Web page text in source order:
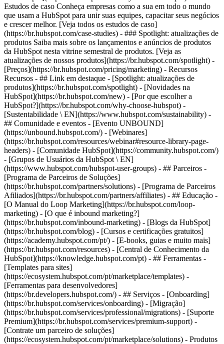
Estudos de caso Conheça empresas como a sua em todo o mundo
que usam a HubSpot para unir suas equipes, capacitar seus negócios
e crescer melhor. [Veja todos os estudos de caso]
(https://br.hubspot.com/case-studies) - ### Spotlight: atualizações de
produtos Saiba mais sobre os lançamentos e anúncios de produtos
da HubSpot nesta vitrine semestral de produtos. [Veja as
atualizações de nossos produtos](https://br.hubspot.com/spotlight) -
[Preços](https://br.hubspot.com/pricing/marketing) - Recursos
Recursos - ## Link em destaque - [Spotlight: atualizações de
produtos](https://br.hubspot.com/spotlight) - [Novidades na
HubSpot](https://br.hubspot.com/new) - [Por que escolher a
HubSpot?](https://br.hubspot.com/why-choose-hubspot) -
[Sustentabilidade \ EN](https://www.hubspot.com/sustainability) -
## Comunidade e eventos - [Evento UNBOUND]
(https://unbound.hubspot.com/) - [Webinares]
(https://br.hubspot.com/resources/webinar#resource-library-page-
headers) - [Comunidade HubSpot](https://community.hubspot.com/)
- [Grupos de Usuários da HubSpot \ EN]
(https://www.hubspot.com/hubspot-user-groups) - ## Parceiros -
[Programa de Parceiros de Soluções]
(https://br.hubspot.com/partners/solutions) - [Programa de Parceiros
Afiliados](https://br.hubspot.com/partners/affiliates) - ## Educação -
[O Manual do Loop Marketing](https://br.hubspot.com/loop-
marketing) - [O que é inbound marketing?]
(https://br.hubspot.com/inbound-marketing) - [Blogs da HubSpot]
(https://br.hubspot.com/blog) - [Cursos e certificações gratuitos]
(https://academy.hubspot.com/pt/) - [E-books, guias e muito mais]
(https://br.hubspot.com/resources) - [Central de Conhecimento da
HubSpot](https://knowledge.hubspot.com/pt) - ## Ferramentas -
[Templates para sites]
(https://ecosystem.hubspot.com/pt/marketplace/templates) -
[Ferramentas para desenvolvedores]
(https://br.developers.hubspot.com/) - ## Serviços - [Onboarding]
(https://br.hubspot.com/services/onboarding) - [Migração]
(https://br.hubspot.com/services/professional/migrations) - [Suporte
Premium](https://br.hubspot.com/services/premium-support) -
[Contrate um parceiro de soluções]
(https://ecosystem.hubspot.com/pt/marketplace/solutions) - Produtos Produtos - ## Plataforma de Clientes da HubSpot Todo o software de marketing, vendas e atendimento ao cliente da HubSpot em uma única plataforma com IA agêntica. - [__CRM da HubSpot gratuito__](https://br.hubspot.com/products/crm) - [__Conheça todos os produtos__](https://br.hubspot.com/products/get-started) - [![195140668528](https://53.fs1.hubspotusercontent-na1.net/hubfs/53/assets/hubspot.com/global-navigation/2025/marketing-hub.svg) \ __Marketing Hub__ \ Software de automação de marketing](https://br.hubspot.com/products/marketing) - [![195146645596](https://53.fs1.hubspotusercontent-na1.net/hubfs/53/assets/hubspot.com/global-navigation/2025/sales-hub.svg) \ __Sales Hub__ \ Software de vendas](https://br.hubspot.com/products/sales) - [![195140668527](https://53.fs1.hubspotusercontent-na1.net/hubfs/53/assets/hubspot.com/global-navigation/2025/service-hub.svg) \ __Service Hub__ \ Software de atendimento ao cliente](https://br.hubspot.com/products/service) - [![195140649745](https://53.fs1.hubspotusercontent-na1.net/hubfs/53/assets/hubspot.com/global-navigation/2025/content-hub.svg) \ __Content Hub__ \ Software de marketing de conteúdo](https://br.hubspot.com/products/content) - [![195289608884](https://53.fs1.hubspotusercontent-na1.net/hubfs/53/assets/hubspot.com/global-navigation/2025/data-hub.svg) \ __Data Hub__ \ Software de gestão de dados](https://br.hubspot.com/products/data) - [![195140609672](https://53.fs1.hubspotusercontent-na1.net/hubfs/53/assets/hubspot.com/global-navigation/2025/commerce-hub.svg) \ __Revenue Hub__ \ Software de CPQ, faturamento e pagamentos](https://br.hubspot.com/products/revenue) - [![ProductIcons_AgentHub_Icon_Orange](https://53.fs1.hubspotusercontent-na1.net/hubfs/53/assets/webteam-cms-portal/images/breeze/ProductIcons_AgentHub_Icon_Orange.svg) \ __Agent Hub__ \ O espaço central para criar e gerenciar agentes de IA em toda a plataforma](https://br.hubspot.com/products/artificial-intelligence) - [![188619147390](https://53.fs1.hubspotusercontent-na1.net/hubfs/53/assets/hubspot.com/global-navigation/help-me-choose-tool.svg) \ __Precisa de ajuda para escolher?__ \ Responda algumas perguntas e nós te ajudaremos a achar os produtos ideais para o seu negócio.](https://br.hubspot.com/products/help-me-choose) - [![195140649746](https://53.fs1.hubspotusercontent-na1.net/hubfs/53/assets/hubspot.com/global-navigation/2025/small-business.svg) \ __Pacote para pequenas empresas__ \ A edição Starter de cada produto, desenvolvida para startups e pequenas empresas](https://br.hubspot.com/products/crm/starter) - [![210646671655](https://53.fs1.hubspotusercontent-na1.net/hubfs/53/assets/hubspot.com/global-navigation/2025/aeo.svg) \ __AEO (Beta)__ \ Ferramentas de otimização para mecanismos de resposta que rastreiam e melhoram a visibilidade da sua marca nos resultados de IA.](https://br.hubspot.com/products/aeo) - [![195140649747](https://53.fs1.hubspotusercontent-na1.net/hubfs/53/assets/hubspot.com/global-navigation/2025/app-marketplace.svg) \ __HubSpot Marketplace__ \ Conecte seus aplicativos favoritos à HubSpot](https://ecosystem.hubspot.com/pt/marketplace/apps) - Soluções Soluções - Por tipo de uso - ## Marketing - [Gere leads](https://br.hubspot.com/use-case/drive-revenue-high-quality-leads) - [Automatize o marketing](https://br.hubspot.com/use-case/maximize-efficiency-ai-automation) - ## Vendas - [Crie pipelines](https://br.hubspot.com/use-case/build-sales-pipeline) - [Fechar negócios](https://br.hubspot.com/use-case/close-more-deals) - ## Atendimento ao cliente - [Expanda o suporte](https://br.hubspot.com/use-case/scale-customer-service-support) - [Melhore a retenção](https://br.hubspot.com/use-case/drive-customer-satisfaction) - ## Conteúdo - [Crie conteúdo](https://br.hubspot.com/use-case/create-content-for-customer-journey) - [Gerencie conteúdo](https://br.hubspot.com/use-case/manage-content) - ## Startups e pequenas empresas - [Encontre e alcance clientes](https://br.hubspot.com/use-case/find-and-reach-customers) - [Aumente as vendas e receba pagamentos](https://br.hubspot.com/use-case/grow-sales-and-get-paid-faster) - [Organize os dados do cliente](https://br.hubspot.com/use-case/understand-and-organize-customer-data) - ## Inteligência artificial - [Resolva dúvidas de seus clientes 24/7](https://br.hubspot.com/products/artificial-intelligence/ai-customer-service-agent) - [Automatize a prospecção de vendas](https://br.hubspot.com/products/sales/ai-prospecting-agent) - [Faça uma análise mais rápida de seus clientes](https://br.hubspot.com/products/artificial-intelligence/ai-data-agent) - Por tamanho da equipe - ## Por tamanho da equipe - ![195309752641](https://53.fs1.hubspotusercontent-na1.net/hub/53/hubfs/assets/hubspot.com/global-navigation/2025/Small%20Businesses%20%26%20Start%20ups.webp?width=1035&height=450&name=Small%20Businesses%20%26%20Start%20ups.webp) ### Para pequenas empresas e startups A Plataforma de Clientes Starter da HubSpot ajuda sua startup ou pequena empresa em crescimento a encontrar e conquistar clientes desde o primeiro dia. [Saiba mais sobre a Plataforma de Clientes Starter da HubSpot](https://br.hubspot.com/products/crm/starter) - ![195309752642](https://53.fs1.hubspotusercontent-na1.net/hub/53/hubfs/assets/hubspot.com/global-navigation/2025/Enterprise.webp?width=1035&height=450&name=Enterprise.webp) ### Para grandes empresas A Plataforma de Clientes Enterprise integrada da HubSpot é poderosa e fácil de usar. [Saiba mais sobre a Plataforma de Clientes Enterprise da HubSpot](https://br.hubspot.com/products/crm/enterprise) - Por que a HubSpot? - ## Por que a HubSpot? - ![195309752643](https://53.fs1.hubspotusercontent-na1.net/hub/53/hubfs/assets/hubspot.com/global-navigation/2025/Why%20Choose%20HubSpot.webp?width=1035&height=450&name=Why%20Choose%20HubSpot.webp) ### Por que escolher a HubSpot? Depois de apenas um ano, os clientes da HubSpot adquirem 129% mais leads, fecham 36% mais negócios e observam uma melhoria de 37% nas taxas de fechamento de tickets. [Saiba mais sobre o que diferencia a solução da HubSpot](https://br.hubspot.com/why-choose-hubspot) - ![195303448595](https://53.fs1.hubspotusercontent-na1.net/hub/53/hubfs/assets/hubspot.com/global-navigation/2025/Case%20Studies.webp?width=1035&height=450&name=Case%20Studies.webp) ### Estudos de caso Conheça empresas como a sua em todo o mundo que usam a HubSpot para unir suas equipes, capacitar seus negócios e crescer melhor. [Veja todos os estudos de caso](https://br.hubspot.com/case-studies) - ![191228329371](https://53.fs1.hubspotusercontent-na1.net/hub/53/hubfs/spotlight_resized_518x225.png?width=518&height=225&name=spotlight_resized_518x225.png) ### Spotlight: atualizações de produtos Saiba mais sobre os lançamentos e anúncios de produtos da HubSpot nesta vitrine semestral de produtos. [Veja as atualizações de nossos produtos](https://br.hubspot.com/spotlight) - [Preços](https://br.hubspot.com/pricing/marketing) - Recursos Recursos - ## Link em destaque - [Spotlight: atualizações de produtos](https://br.hubspot.com/spotlight) - [Novidades na HubSpot](https://br.hubspot.com/new) - [Por que escolher a HubSpot?](https://br.hubspot.com/why-choose-hubspot) - [Sustentabilidade \ EN](https://www.hubspot.com/sustainability) - ## Comunidade e eventos - [Evento UNBOUND](https://unbound.hubspot.com/) - [Webinares](https://br.hubspot.com/resources/webinar#resource-library-page-headers) - [Comunidade HubSpot](https://community.hubspot.com/) - [Grupos de Usuários da HubSpot \ EN](https://www.hubspot.com/hubspot-user-groups) - ## Parceiros - [Programa de Parceiros de Soluções](https://br.hubspot.com/partners/solutions) - [Programa de Parceiros Afiliados](https://br.hubspot.com/partners/affiliates) - ## Educação - [O Manual do Loop Marketing](https://br.hubspot.com/loop-marketing) - [O que é inbound marketing?](https://br.hubspot.com/inbound-marketing) - [Blogs da HubSpot](https://br.hubspot.com/blog) - [Cursos e certificações gratuitos](https://academy.hubspot.com/pt/) - [E-books, guias e muito mais](https://br.hubspot.com/resources) - [Central de Conhecimento da HubSpot](https://knowledge.hubspot.com/pt) - ## Ferramentas - [Templates para sites](https://ecosystem.hubspot.com/pt/marketplace/templates) - [Ferramentas para desenvolvedores](https://br.developers.hubspot.com/) - ## Serviços - [Onboarding](https://br.hubspot.com/services/onboarding) - [Migração](https://br.hubspot.com/services/professional/migrations) - [Suporte Premium](https://br.hubspot.com/services/premium-support) - [Contrate um parceiro de soluções](https://ecosystem.hubspot.com/pt/marketplace/solutions) - Sobre Sobre - [Sobre nós](https://br.hubspot.com/our-story) - [Trabalhe conosco](https://www.hubspot.com/careers) - [Entre em contato conosco](https://br.hubspot.com/company/contact) - [Relações com investidores](https://ir.hubspot.com/) - [Equipe de gestão](https://br.hubspot.com/company/management) [Use a HubSpot gratuitamente](https://br.hubspot.com/products/get-started) [Login](https://app.hubspot.com/login) - Português Selecion